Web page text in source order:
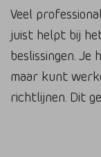
Veel
juist helpt bij
beslissingen.
maar kunt
richtlijnen. Dit